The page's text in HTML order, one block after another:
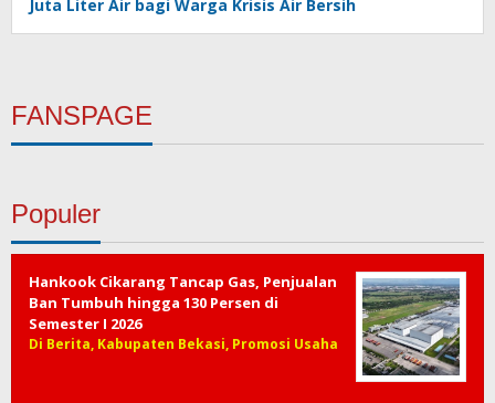
Juta Liter Air bagi Warga Krisis Air Bersih
FANSPAGE
Populer
Hankook Cikarang Tancap Gas, Penjualan
Ban Tumbuh hingga 130 Persen di
Semester I 2026
Di Berita, Kabupaten Bekasi, Promosi Usaha